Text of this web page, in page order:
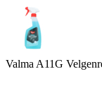
Valma A11G